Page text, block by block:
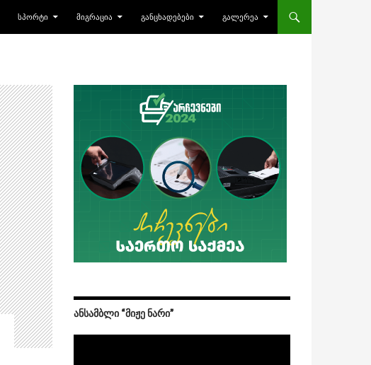
ᲡᲞᲝᲠᲢᲘ ᲛᲘᲒᲠᲐᲪᲘᲐ ᲒᲐᲜᲪᲮᲐᲓᲔᲑᲔᲑᲘ ᲒᲐᲚᲔᲠᲔᲐ
ᲐᲜᲡᲐᲛᲑᲚᲘ “ᲛᲘᲟᲔ ᲜᲐᲠᲘ”